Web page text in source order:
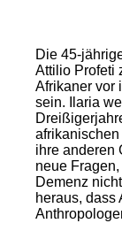
Die 45-
Attilio Profeti
Afrikaner vor
sein. Ilaria
ihre anderen
neue
Demenz
heraus, dass